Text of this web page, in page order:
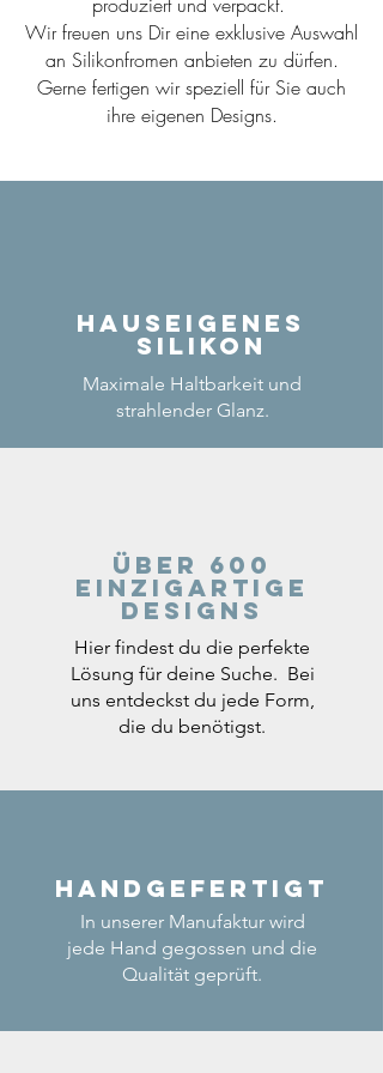
Wir freuen uns Dir eine exklusive Auswahl
an Silikonfromen anbieten zu dürfen.
Gerne fertigen wir speziell für Sie auch
ihre eigenen Designs.
Hauseigenes
Silikon
Maximale Haltbarkeit und
strahlender Glanz.
Über 600
einzigartige
Designs
Hier findest du die perfekte
Lösung für deine Suche. Bei
uns entdeckst du jede Form,
die du benötigst.
Handgefertigt
In unserer Manufaktur wird
jede Hand gegossen und die
Qualität geprüft.